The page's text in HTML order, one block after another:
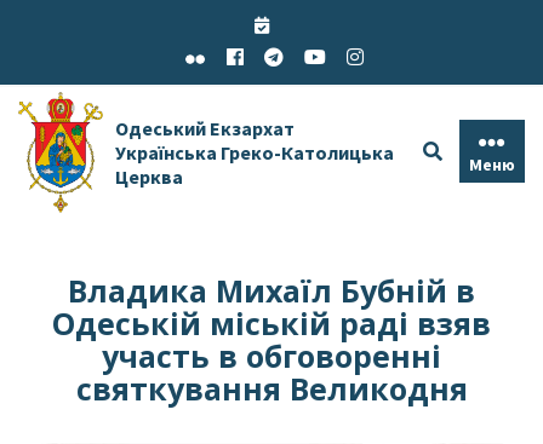
Одеський Екзархат
Українська Греко-Католицька
Церква
Меню
Владика Михаїл Бубній в
Одеській міській раді взяв
участь в обговоренні
святкування Великодня